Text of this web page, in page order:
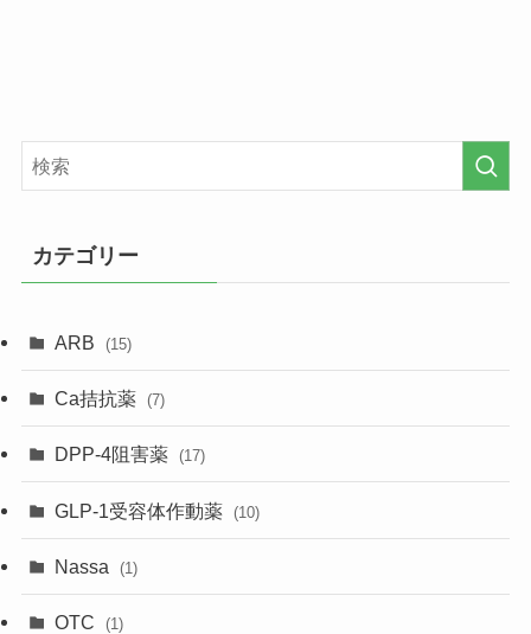
カテゴリー
ARB (15)
Ca拮抗薬 (7)
DPP-4阻害薬 (17)
GLP-1受容体作動薬 (10)
Nassa (1)
OTC (1)